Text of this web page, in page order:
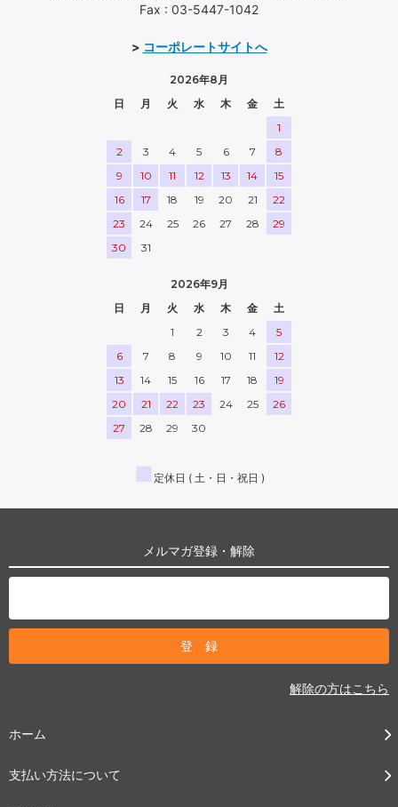
Fax : 03-5447-1042
> コーポレートサイトへ
2026年8月
日
月 火 水 木 金
土
1
2
3 4 5 6 7
8
9
10 11 12 13 14
15
16
17 18 19 20 21
22
23
24 25 26 27 28
29
30
31
2026年9月
日
月 火 水 木 金
土
1
2 3 4
5
6
7 8 9 10 11
12
13
14 15 16 17 18
19
20
21 22 23 24 25
26
27
28 29 30
■ 定休日 ( 土・日・祝日 )
メルマガ登録・解除
解除の方はこちら
ホーム
支払い方法について